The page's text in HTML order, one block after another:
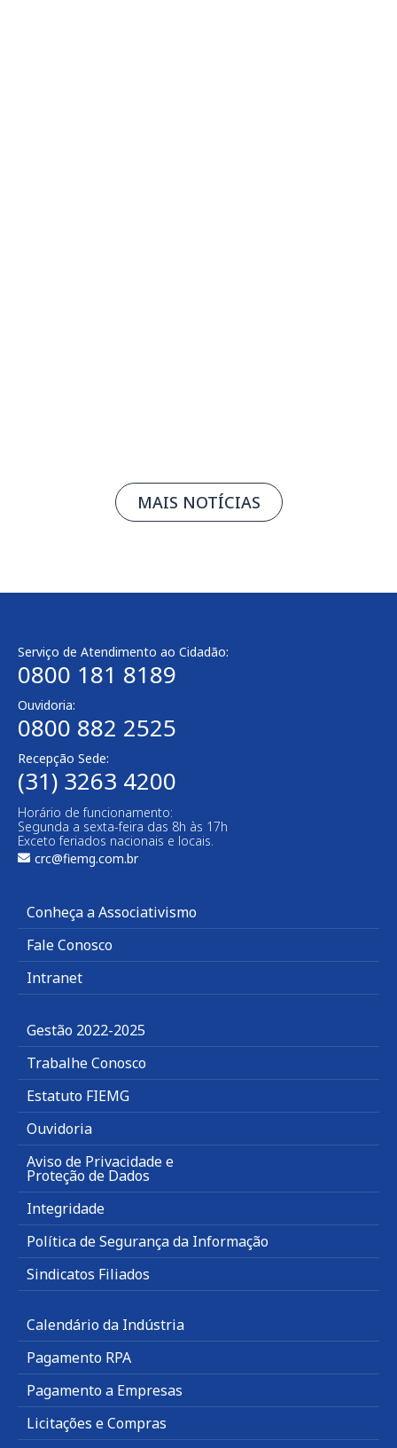
MAIS NOTÍCIAS
Serviço de Atendimento ao Cidadão:
0800 181 8189
Ouvidoria:
0800 882 2525
Recepção Sede:
(31) 3263 4200
Horário de funcionamento:
Segunda a sexta-feira das 8h às 17h
Exceto feriados nacionais e locais.
crc@fiemg.com.br
Conheça a Associativismo
Fale Conosco
Intranet
Gestão 2022-2025
Trabalhe Conosco
Estatuto FIEMG
Ouvidoria
Aviso de Privacidade e
Proteção de Dados
Integridade
Política de Segurança da Informação
Sindicatos Filiados
Calendário da Indústria
Pagamento RPA
Pagamento a Empresas
Licitações e Compras